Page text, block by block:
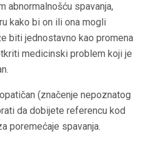
abnormalnošću spavanja,
kako bi on ili ona mogli
biti jednostavno kao promena
medicinski problem koji je
(značenje nepoznatog
da dobijete referencu kod
poremećaje spavanja.